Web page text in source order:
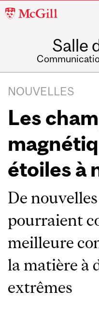
McGill
Salle
navigation
NOUVELLES
Les
étoiles à
De
pourraient
meilleure
la matière à
extrêmes
Related
Content